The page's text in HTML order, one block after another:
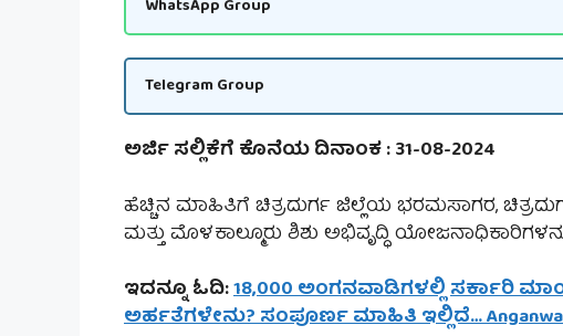
WhatsApp Group
Telegram Group
ಅರ್ಜಿ ಸಲ್ಲಿಕೆಗೆ ಕೊನೆಯ ದಿನಾಂಕ : 31-08-2024
ಹೆಚ್ಚಿನ ಮಾಹಿತಿಗೆ ಚಿತ್ರದುರ್ಗ ಜಿಲ್ಲೆಯ ಭರಮಸಾಗರ,
ಮತ್ತು ಮೊಳಕಾಲ್ಮೂರು ಶಿಶು ಅಭಿವೃದ್ಧಿ
ಇದನ್ನೂ ಓದಿ:18,000 ಅಂಗನವಾಡಿಗಳಲ್ಲಿ ಸರ್ಕಾರಿ
ಅರ್ಹತೆಗಳೇನು? ಸಂಪೂರ್ಣ ಮಾಹಿತಿ ಇಲ್ಲಿದೆ…